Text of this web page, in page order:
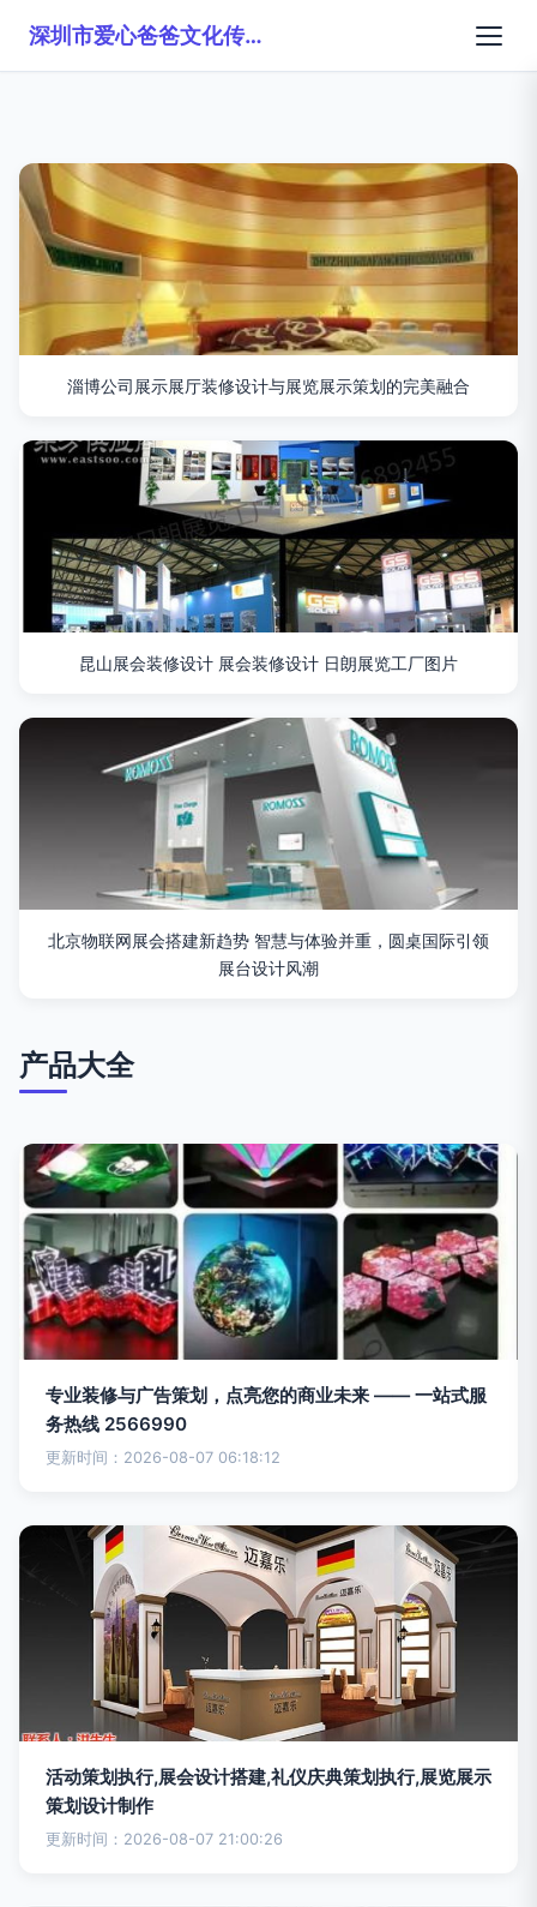
深圳市爱心爸爸文化传播有限公司
淄博公司展示展厅装修设计与展览展示策划的完美融合
昆山展会装修设计 展会装修设计 日朗展览工厂图片
北京物联网展会搭建新趋势 智慧与体验并重，圆桌国际引领
展台设计风潮
产品大全
专业装修与广告策划，点亮您的商业未来 —— 一站式服
务热线 2566990
更新时间：2026-08-07 06:18:12
活动策划执行,展会设计搭建,礼仪庆典策划执行,展览展示
策划设计制作
更新时间：2026-08-07 21:00:26